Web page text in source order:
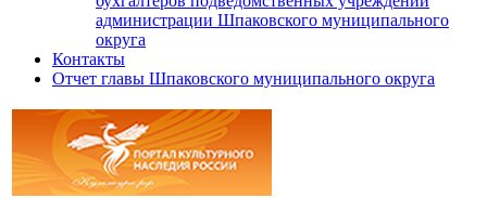
администрации Шпаковского муниципального
округа
Контакты
Отчет главы Шпаковского муниципального округа